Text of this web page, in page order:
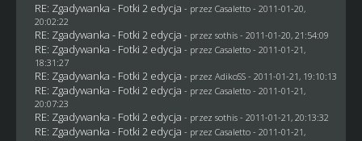
RE: Zgadywanka - Fotki 2 edycja - przez Casaletto- 2011-01-20,
20:02:22
RE: Zgadywanka - Fotki 2 edycja - przez sothis- 2011-01-20, 21:54:09
RE: Zgadywanka - Fotki 2 edycja - przez Casaletto- 2011-01-21,
18:31:27
RE: Zgadywanka - Fotki 2 edycja - przez AdikoSS - 2011-01-21, 19:10:13
RE: Zgadywanka - Fotki 2 edycja - przez Casaletto- 2011-01-21,
20:07:23
RE: Zgadywanka - Fotki 2 edycja - przez sothis- 2011-01-21, 20:13:32
RE: Zgadywanka - Fotki 2 edycja - przez Casaletto- 2011-01-21,